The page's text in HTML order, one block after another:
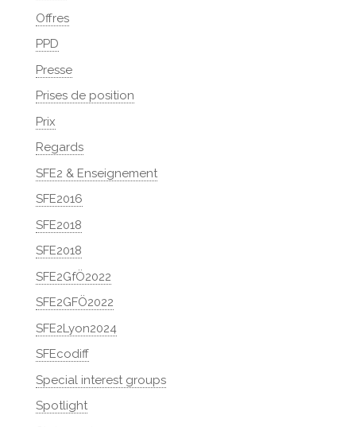
Offres
PPD
Presse
Prises de position
Prix
Regards
SFE2 & Enseignement
SFE2016
SFE2018
SFE2018
SFE2GfÖ2022
SFE2GFÖ2022
SFE2Lyon2024
SFEcodiff
Special interest groups
Spotlight